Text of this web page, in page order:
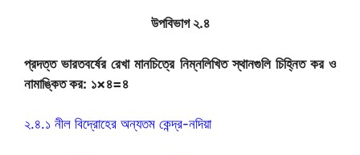
উপবিভাগ ২.৪
প্রদত্ত ভারতবর্ষের রেখা মানচিত্রে নিম্নলিখিত স্থানগুলি চিহ্নিত কর ও
নামাঙ্কিত কর: ১×৪=৪
২.৪.১ নীল বিদ্রোহের অন্যতম কেন্দ্র-নদিয়া